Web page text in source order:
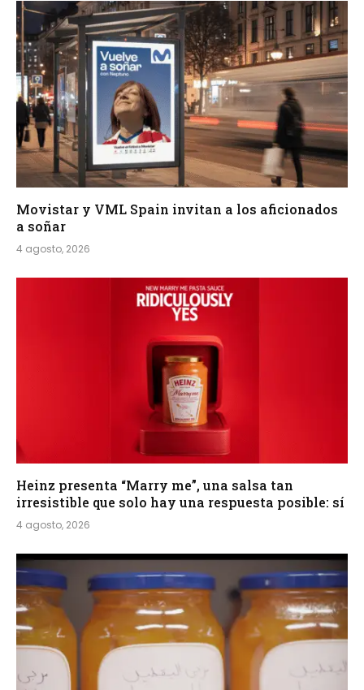
Movistar y VML Spain invitan a los aficionados
a soñar
4 agosto, 2026
Heinz presenta “Marry me”, una salsa tan
irresistible que solo hay una respuesta posible: sí
4 agosto, 2026